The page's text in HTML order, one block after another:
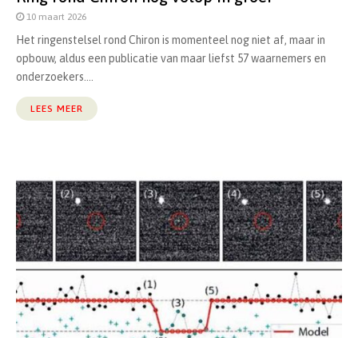
10 maart 2026
Het ringenstelsel rond Chiron is momenteel nog niet af, maar in
opbouw, aldus een publicatie van maar liefst 57 waarnemers en
onderzoekers....
LEES MEER